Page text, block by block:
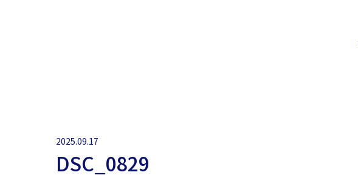
2025.09.17
DSC_0829